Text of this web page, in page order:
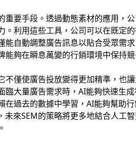
重要手段。透過動態素材的應用，
利用這些工具，公司可以在既定
自動調整廣告訊息以貼合受眾需
夠在瞬息萬變的行銷環境中保持
不僅使廣告投放變得更加精準，也
臨大量廣告需求時，AI能夠快速生
在過去的數據中學習，AI能夠幫助
來SEM的策略將更多地結合人工